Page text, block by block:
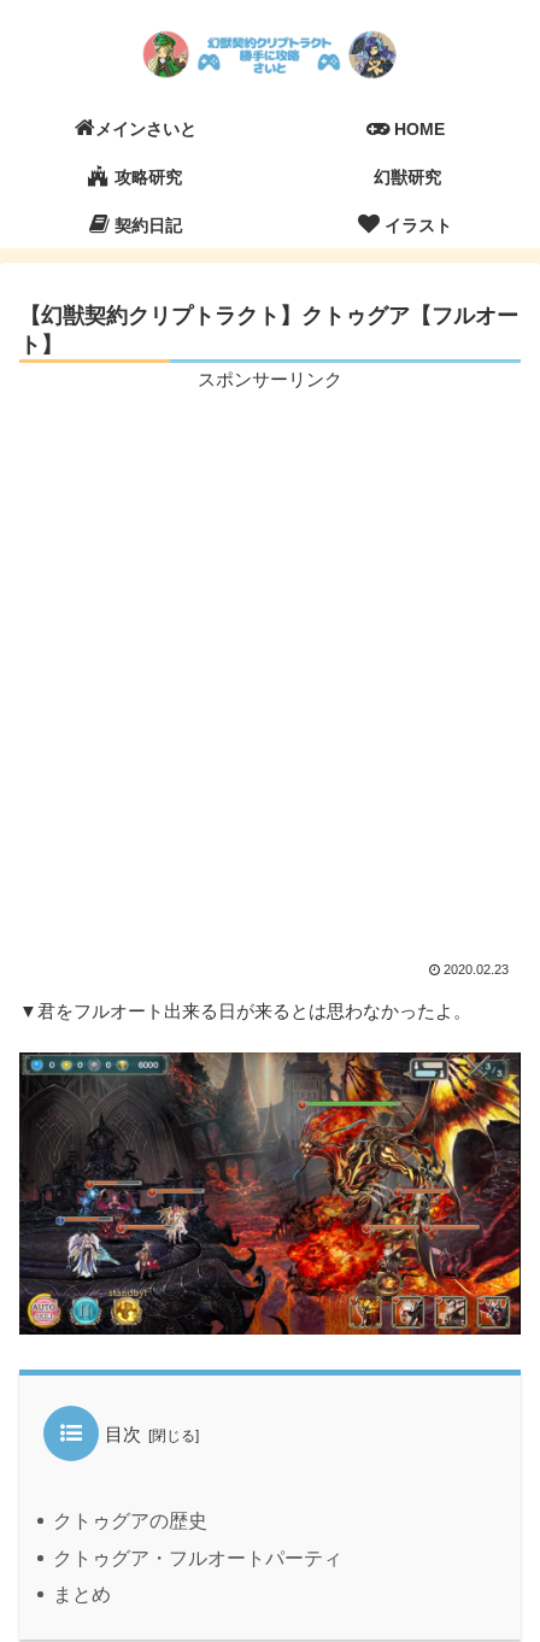
メインさいと HOME
攻略研究 幻獣研究
契約日記 イラスト
【幻獣契約クリプトラクト】クトゥグア【フルオー
ト】
スポンサーリンク
2020.02.23
▼君をフルオート出来る日が来るとは思わなかったよ。
目次
クトゥグアの歴史
クトゥグア・フルオートパーティ
まとめ